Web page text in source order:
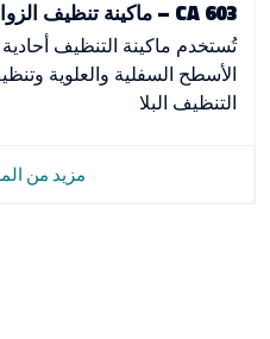
CA 603 – ماكينة تنظيف الزوايا PVC (4 – 6 قواطع)
الأسطح السفلية والعلوية
التنظيف البلا
مزيد من